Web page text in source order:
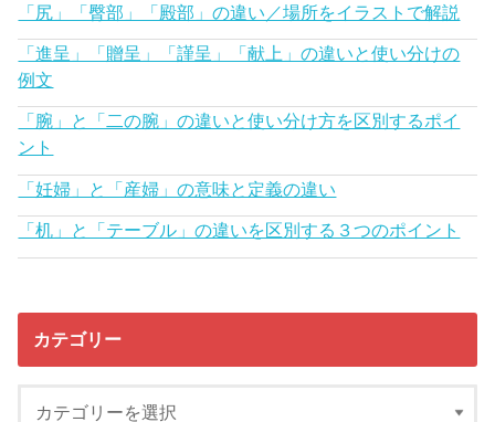
「尻」「臀部」「殿部」の違い／場所をイラストで解説
「進呈」「贈呈」「謹呈」「献上」の違いと使い分けの
例文
「腕」と「二の腕」の違いと使い分け方を区別するポイ
ント
「妊婦」と「産婦」の意味と定義の違い
「机」と「テーブル」の違いを区別する３つのポイント
カテゴリー